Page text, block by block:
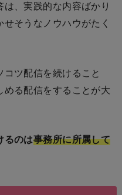
は、実践的な内容ばかり
そうなノウハウがたく
ツ配信を続けること
る配信をすることが大
るのは事務所に所属して